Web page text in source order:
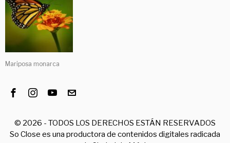
Mariposa monarca
© 2026 - TODOS LOS DERECHOS ESTÁN RESERVADOS
So Close es una productora de contenidos digitales radicada